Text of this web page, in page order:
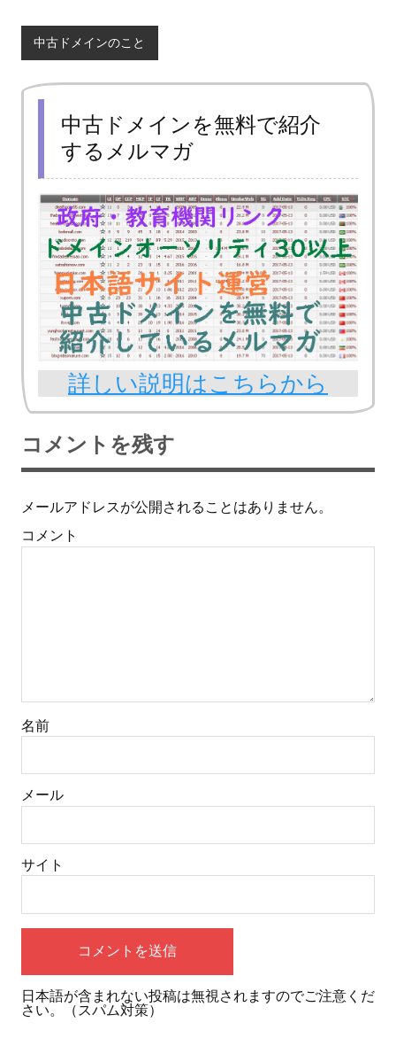
中古ドメインのこと
中古ドメインを無料で紹介
するメルマガ
詳しい説明はこちらから
コメントを残す
メールアドレスが公開されることはありません。
コメント
名前
メール
サイト
日本語が含まれない投稿は無視されますのでご注意くだ
さい。（スパム対策）